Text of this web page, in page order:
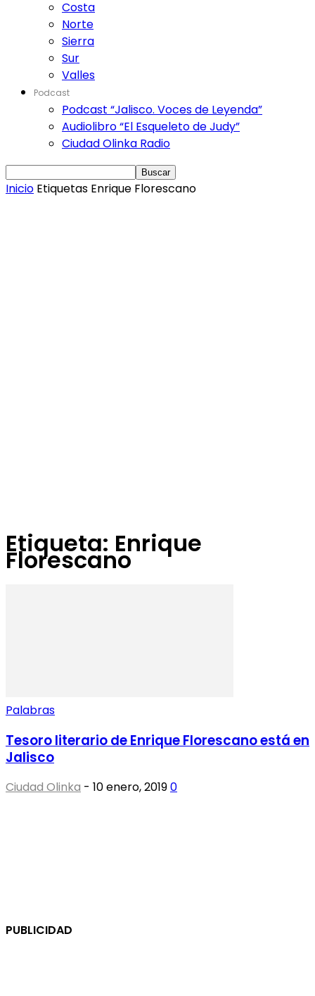
Costa
Norte
Sierra
Sur
Valles
Podcast
Podcast “Jalisco. Voces de Leyenda”
Audiolibro “El Esqueleto de Judy”
Ciudad Olinka Radio
Inicio Etiquetas Enrique Florescano
Etiqueta: Enrique
Florescano
Palabras
Tesoro literario de Enrique Florescano está en
Jalisco
Ciudad Olinka - 10 enero, 20190
PUBLICIDAD